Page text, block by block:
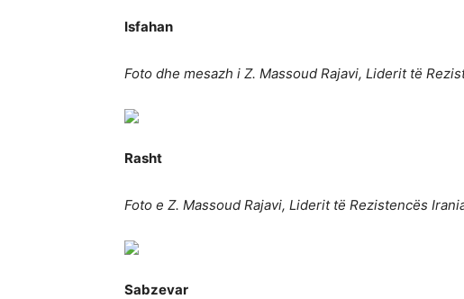
Isfahan
Foto dhe mesazh i Z. Massoud Rajavi, Liderit të
Rasht
Foto e Z. Massoud Rajavi, Liderit të Rezistencës
Sabzevar